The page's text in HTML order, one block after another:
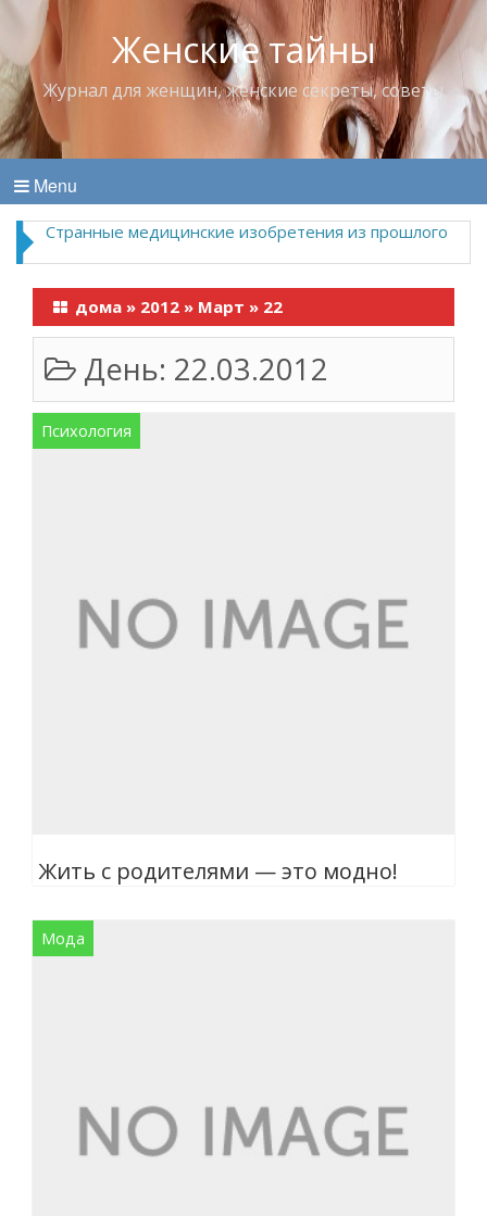
Женские тайны
Журнал для женщин, женские секреты, советы
Menu
Странные медицинские изобретения из прошлого
дома » 2012 » Март » 22
День: 22.03.2012
Психология
Жить с родителями — это модно!
Мода